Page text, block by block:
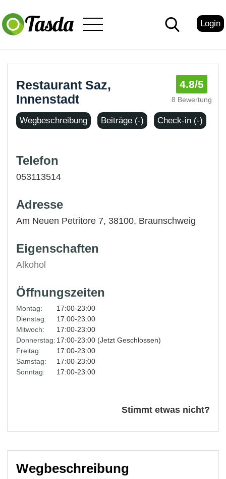
Login
Restaurant Saz,
Innenstadt
4.8/5
8 Bewertung
Wegbeschreibung Beiträge (-) Check-in (-)
Telefon
053113514
Adresse
Am Neuen Petritore 7, 38100, Braunschweig
Eigenschaften
Alkohol
Öffnungszeiten
Montag:
17:00-23:00
Dienstag:
17:00-23:00
Mitwoch:
17:00-23:00
Donnerstag: 17:00-23:00 (Jetzt Geschlossen)
Freitag:
17:00-23:00
Samstag:
17:00-23:00
Sonntag:
17:00-23:00
Stimmt etwas nicht?
Wegbeschreibung